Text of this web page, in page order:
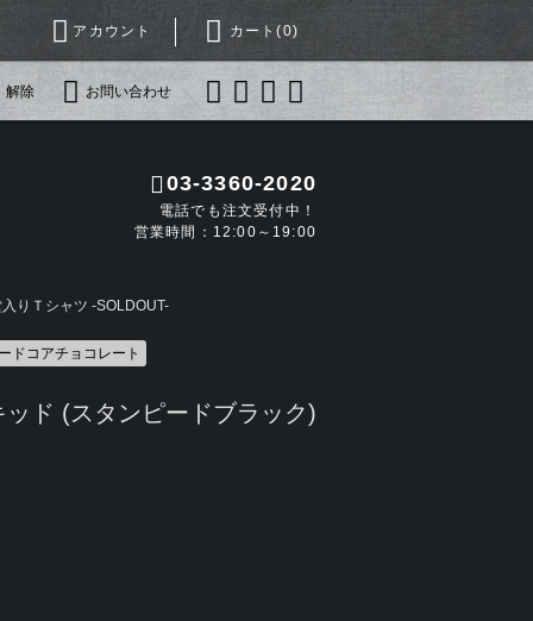
アカウント カート(0)
解除 お問い合わせ
03-3360-2020
電話でも注文受付中！
営業時間：12:00～19:00
りＴシャツ -SOLDOUT-
ドコアチョコレート
ッド (スタンピードブラック)